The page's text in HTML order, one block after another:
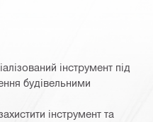
інструмент під
будівельними
інструмент та